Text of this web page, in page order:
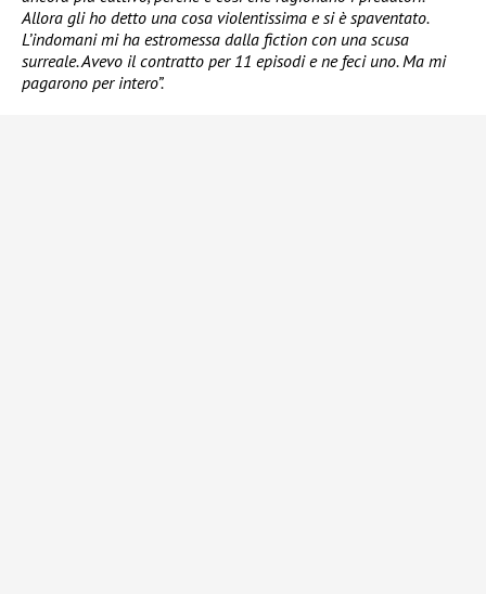
Allora gli ho detto una cosa violentissima e si è spaventato.
L’indomani mi ha estromessa dalla fiction con una scusa
surreale. Avevo il contratto per 11 episodi e ne feci uno. Ma mi
pagarono per intero”.